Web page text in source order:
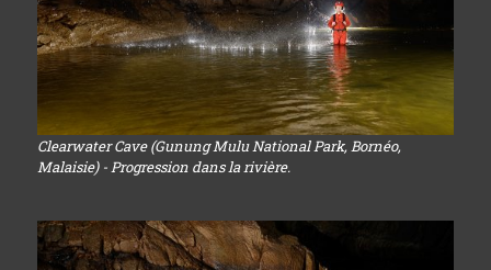
Clearwater Cave (Gunung Mulu National Park, Bornéo,
Malaisie) - Progression dans la rivière.